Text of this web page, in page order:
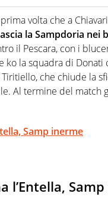
affascinano, da
e per gli emergenti.
volta che a
la Sampdoria nei
il Pescara, con i
ko la squadra di Donati
che chiude la
Al termine del match
Samp inerme
l’Entella,